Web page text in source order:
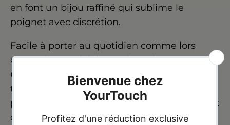
en font un bijou raffiné qui sublime le
poignet avec discrétion.
Facile à porter au quotidien comme lors
d'occasions spéciales, ce bracelet apporte
une touche de sophistication naturelle à
toutes vos tenues. Son style minimaliste lui
permet de se porter seul pour une allure chic
ou en accumulation avec d'autres bracelets